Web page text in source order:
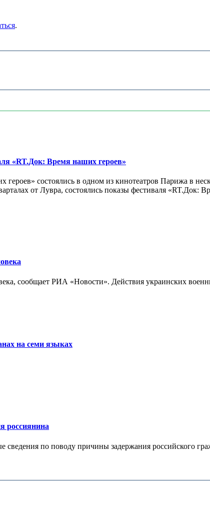
.
«RT.Док: Время наших героев»
состоялись в одном из кинотеатров Парижа в
от Лувра, состоялись показы фестиваля
сообщает РИА «Новости». Действия украинских
на семи языках
россиянина
по поводу причины задержания российского